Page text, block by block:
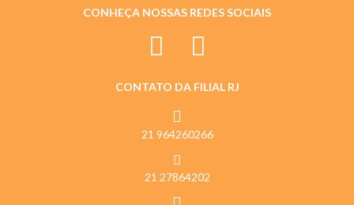
CONHEÇA NOSSAS REDES SOCIAIS
CONTATO DA FILIAL RJ
21 964260266
21 27864202